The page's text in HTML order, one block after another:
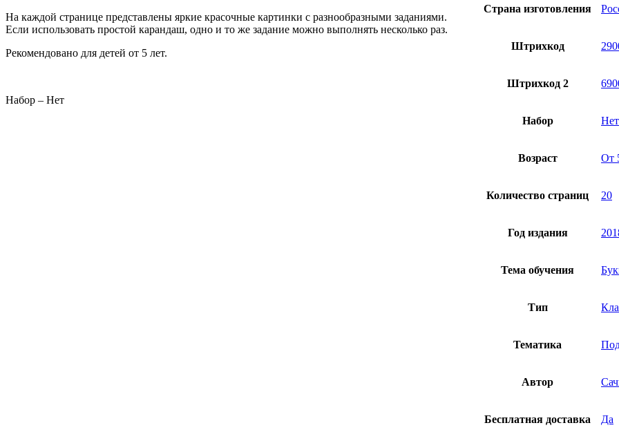
На каждой странице представлены яркие красочные картинки с разнообразными заданиями.
Если использовать простой карандаш, одно и то же задание можно выполнять несколько раз.
Рекомендовано для детей от 5 лет.
Набор – Нет
Страна изготовления
Штрихкод
Штрихкод 2
Набор Нет
Возраст От
Количество страниц 20
Год издания
Тема обучения
Тип
Тематика
Автор
Бесплатная доставка Да